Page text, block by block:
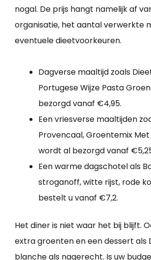
nogal. De prijs hangt namelijk af
organisatie, het aantal verwerkte
eventuele dieetvoorkeuren.
Dagverse maaltijd zoals
Portugese Wijze Pasta
bezorgd vanaf €4,95.
Een vriesverse maaltijden
Provencaal, Groentemix
wordt al bezorgd vanaf
Een warme dagschotel als
stroganoff, witte rijst, rode
bestelt u vanaf €7,2.
Het diner is niet waar het bij blijft.
extra groenten en een dessert als
blanche als nagerecht. Is uw